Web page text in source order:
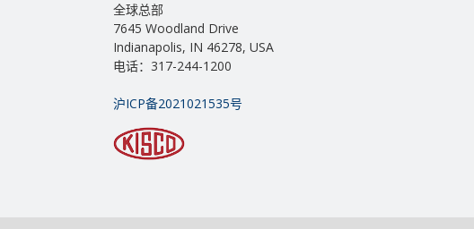
全球总部
7645 Woodland Drive
Indianapolis, IN 46278, USA
电话：317-244-1200
沪ICP备2021021535号